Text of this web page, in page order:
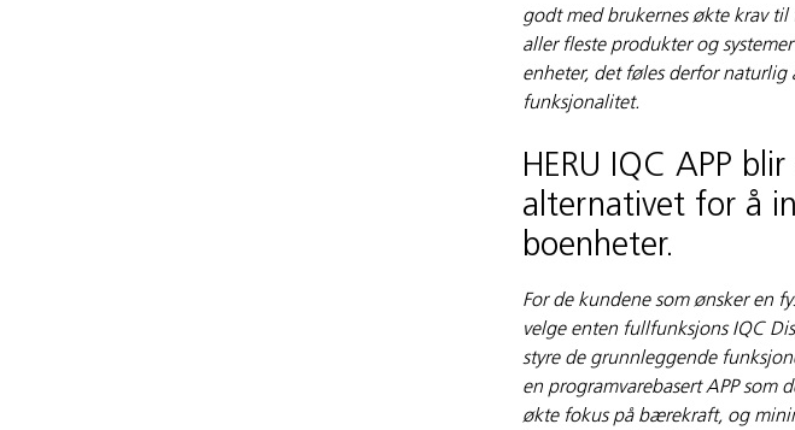
godt med brukernes økte krav
aller fleste produkter og
enheter, det føles derfor naturlig
funksjonalitet.
HERU IQC APP
alternativet for å
boenheter.
For de kundene som ønsker en
velge enten fullfunksjons IQC
styre de grunnleggende
en programvarebasert APP
økte fokus på bærekraft, og